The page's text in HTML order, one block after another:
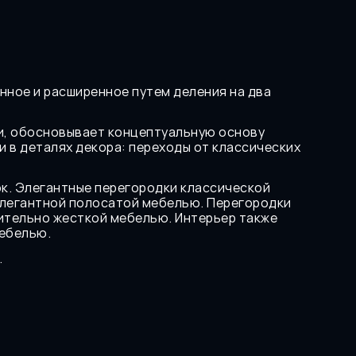
и расширенное путем деления на два
обосновывает концептуальную основу
в деталях декора: переходы от классических
Элегантные перегородки классической
полосатой мебелью. Перегородки
жесткой мебелью. Интерьер также